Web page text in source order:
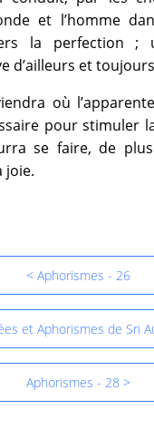
et l’homme
la perfection ;
d’ailleurs et
où
pour stimuler
se faire, de
joie.
< Aphorismes - 26
et Aphorismes de Sri
Aphorismes - 28 >